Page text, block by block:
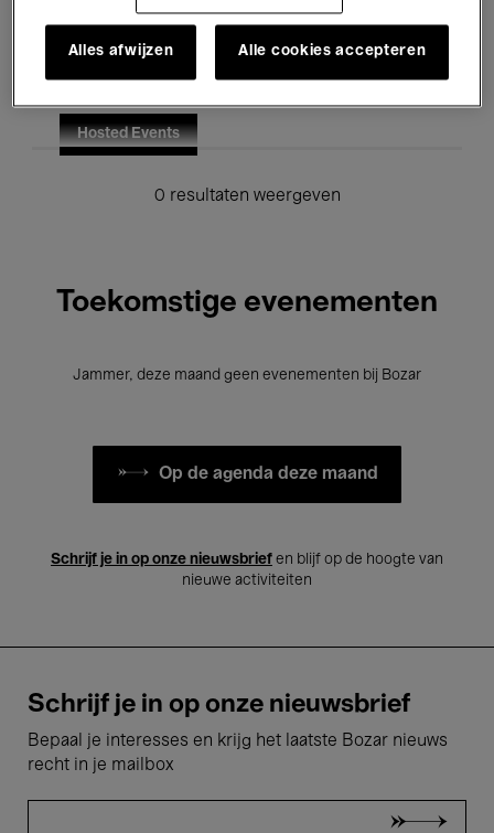
Onderwijs Rondleidingen
Hosted Events
0 resultaten weergeven
Toekomstige evenementen
Jammer, deze maand geen evenementen bij Bozar
Op de agenda deze maand
Schrijf je in op onze nieuwsbrief en blijf op de hoogte van
nieuwe activiteiten
Schrijf je in op onze nieuwsbrief
Bepaal je interesses en krijg het laatste Bozar nieuws
recht in je mailbox
Alles afwijzen Alle cookies accepteren